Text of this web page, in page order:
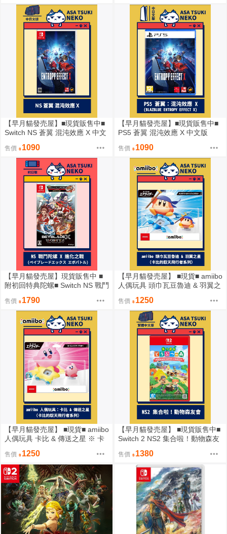
【早月貓發売屋】■現貨販售中■
Switch NS 蒼翼 混沌效應 X 中文
售價 1090
【早月貓發売屋】■現貨販售中■
PS5 蒼翼 混沌效應 X 中文版
售價 1090
【早月貓發売屋】現貨販售中 ■
附初回特典陀螺■ Switch NS 戰鬥
售價 1790
【早月貓發売屋】 ■現貨■ amiibo
人偶玩具 頭巾瓦豆魯迪 & 羽翼之
星之卡比
售價 1250
【早月貓發売屋】 ■現貨■ amiibo
人偶玩具 卡比 & 傳送之星 ※ 卡
售價 1250
【早月貓發売屋】 ■現貨販售中■
Switch 2 NS2 集合啦！動物森友
售價 1380